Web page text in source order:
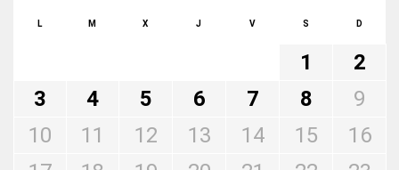
L M X J V S D
1
2
3
4 5 6 7 8
9
10
11 12 13 14 15
16